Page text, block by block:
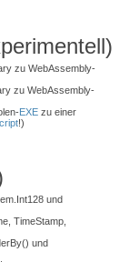
zu WebAssembly-
zu WebAssembly-
EXE zu einer
!)
und
TimeStamp,
und